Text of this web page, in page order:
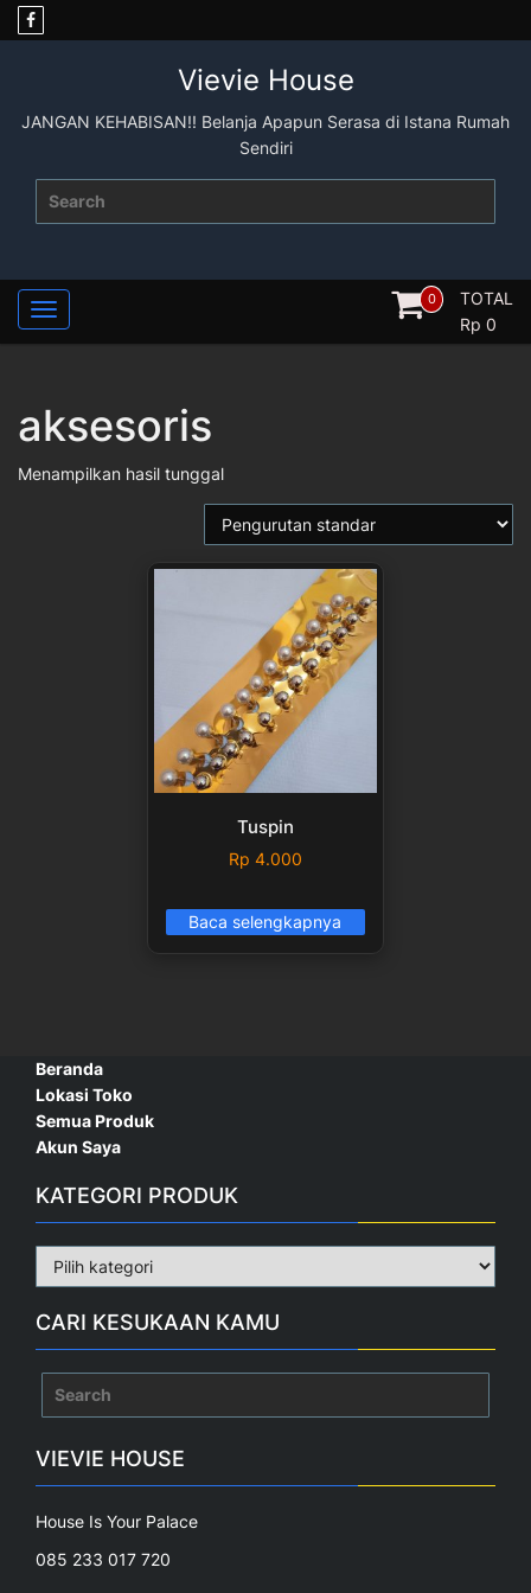
Skip
to
Vievie House
JANGAN KEHABISAN!! Belanja Apapun Serasa di Istana Rumah
Sendiri
0
TOTAL
Rp 0
aksesoris
Menampilkan hasil tunggal
Tuspin
Rp 4.000
Baca selengkapnya
Beranda
Lokasi Toko
Semua Produk
Akun Saya
KATEGORI PRODUK
CARI KESUKAAN KAMU
VIEVIE HOUSE
House Is Your Palace
085 233 017 720